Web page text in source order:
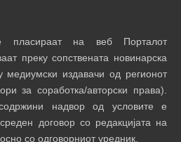
пласираат на веб Порталот
преку сопствената новинарска
издавачи од регионот
за соработка/авторски права).
надвор од условите е
договор со редакцијата на
со одговорниот уредник.